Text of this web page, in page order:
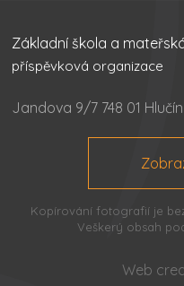
Základní škola a
příspěvková organizace
Jandova 9/7 748 01
Kopírování fotografií je
Veškerý obsah
Web